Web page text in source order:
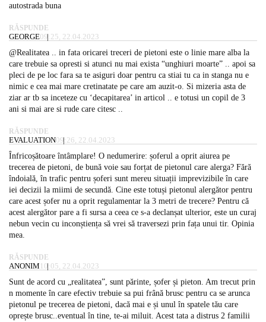
autostrada buna
RĂSPUNDE
GEORGE09:25, 22.04.2023
@Realitatea .. in fata oricarei treceri de pietoni este o linie mare alba la
care trebuie sa opresti si atunci nu mai exista “unghiuri moarte” .. apoi sa
pleci de pe loc fara sa te asiguri doar pentru ca stiai tu ca in stanga nu e
nimic e cea mai mare cretinatate pe care am auzit-o. Si mizeria asta de
ziar ar tb sa inceteze cu ‘decapitarea’ in articol .. e totusi un copil de 3
ani si mai are si rude care citesc ..
RĂSPUNDE
EVALUATION09:26, 22.04.2023
Înfricoșătoare întâmplare! O nedumerire: șoferul a oprit aiurea pe
trecerea de pietoni, de bună voie sau forțat de pietonul care alerga? Fără
îndoială, în trafic pentru șoferi sunt mereu situații imprevizibile în care
iei decizii la miimi de secundă. Cine este totuși pietonul alergător pentru
care acest șofer nu a oprit regulamentar la 3 metri de trecere? Pentru că
acest alergător pare a fi sursa a ceea ce s-a declanșat ulterior, este un curaj
nebun vecin cu inconștiența să vrei să traversezi prin fața unui tir. Opinia
mea.
RĂSPUNDE
ANONIM 10:05, 22.04.2023
Sunt de acord cu „realitatea”, sunt părinte, șofer și pieton. Am trecut prin
n momente în care efectiv trebuie sa pui frână brusc pentru ca se arunca
pietonul pe trecerea de pietoni, dacă mai e și unul în spatele tău care
oprește brusc..eventual în tine, te-ai miluit. Acest tata a distrus 2 familii